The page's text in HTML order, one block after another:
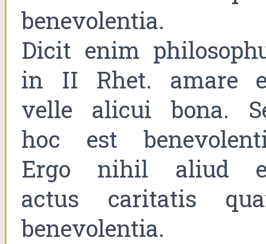
benevolentia.
Dicit enim
in II Rhet. amare
velle alicui bona.
hoc est
Ergo nihil aliud
actus caritatis
benevolentia.